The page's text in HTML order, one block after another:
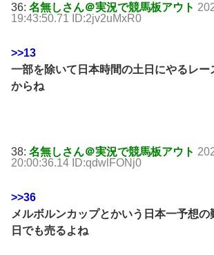
36: 名無しさん＠実況で競馬板アウト
19:43:50.71 ID:2jv2uMxR0
>>13
一部を除いて日本時間の土日にやるレー
からね
38: 名無しさん＠実況で競馬板アウト
20:00:36.14 ID:qdwlFONj0
>>36
メルボルンカップとかいう日本一予想
日でも売るよね